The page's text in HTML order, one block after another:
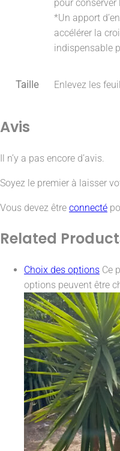
pour conserver
*Un apport
accélérer la
indispensable
Taille Enlevez les
Avis
Il n’y a pas encore d’avis.
Soyez le premier à laisser
Vous devez être connecté
Related
Choix des options Ce
options peuvent être